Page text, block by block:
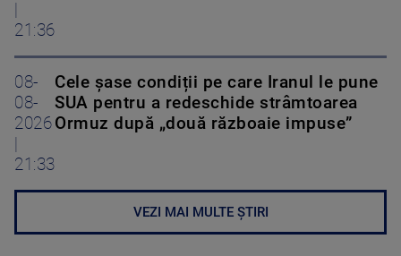
21:36
08-
08-
2026
21:33
Cele șase condiții pe care Iranul le pune
SUA pentru a redeschide strâmtoarea
Ormuz după „două războaie impuse”
VEZI MAI MULTE ȘTIRI